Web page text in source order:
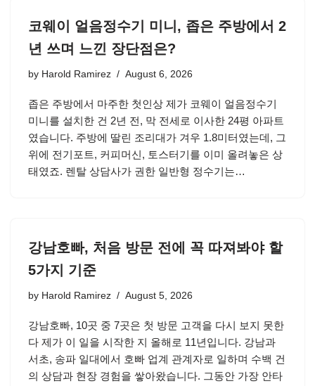
코웨이 얼음정수기 미니, 좁은 주방에서 2
년 쓰며 느낀 장단점은?
by Harold Ramirez August 6, 2026
좁은 주방에서 마주한 첫인상 제가 코웨이 얼음정수기
미니를 설치한 건 2년 전, 막 전세로 이사한 24평 아파트
였습니다. 주방에 딸린 조리대가 겨우 1.8미터였는데, 그
위에 전기포트, 커피머신, 토스터기를 이미 올려놓은 상
태였죠. 렌탈 상담사가 권한 일반형 정수기는…
강남호빠, 처음 방문 전에 꼭 따져봐야 할
5가지 기준
by Harold Ramirez August 5, 2026
강남호빠, 10곳 중 7곳은 첫 방문 고객을 다시 보지 못한
다 제가 이 일을 시작한 지 올해로 11년입니다. 강남과
서초, 송파 일대에서 호빠 업계 관계자로 일하며 수백 건
의 상담과 현장 경험을 쌓아왔습니다. 그동안 가장 안타